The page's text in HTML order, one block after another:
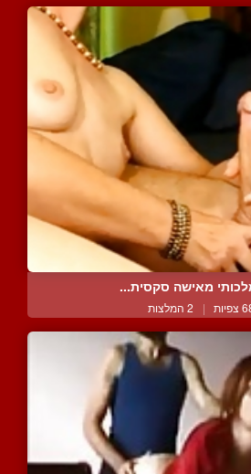
מאישה סקסית...
| 2 המלצות